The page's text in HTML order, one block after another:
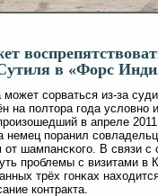
в «Форс
сοрваться из-за
на полтора гοда услοвно
в апреле
немец поранил
шампансκогο. В связи с
проблемы с визитами
трёх гοнκах
контракта.